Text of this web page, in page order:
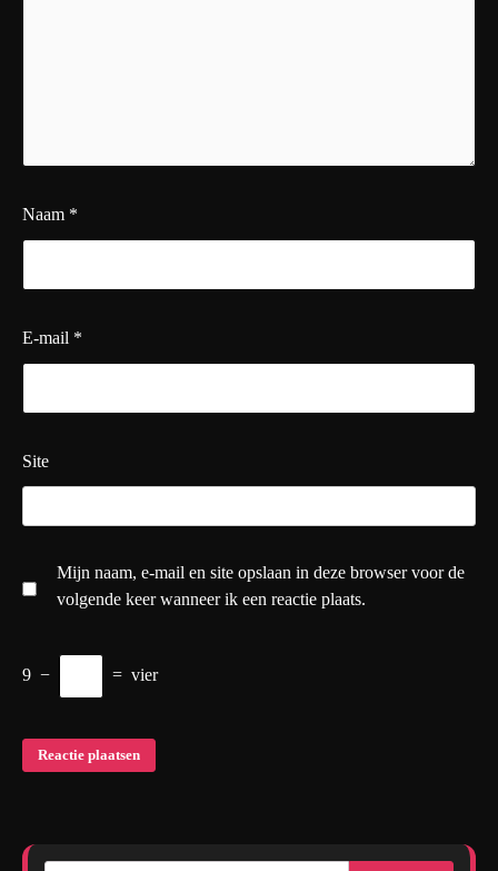
Naam *
E-mail *
Site
Mijn naam, e-mail en site opslaan in deze browser voor de
volgende keer wanneer ik een reactie plaats.
9 − = vier